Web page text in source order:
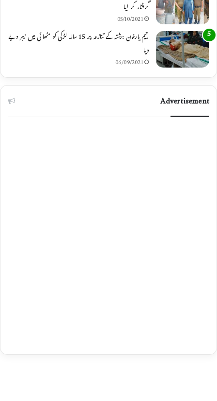
گرفتار کر لیا
05/10/2021
رحیم یارخان :رشتہ کے تنازعہ پر 15 سالہ لڑکی کو مٹھائی میں زہر دیے
دیا
06/09/2021
Advertisement